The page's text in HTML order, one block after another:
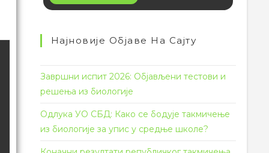
Најновије Објаве На Сајту
Завршни испит 2026: Објављени тестови и
решења из биологије
Одлука УО СБД: Како се бодује такмичење
из биологије за упис у средње школе?